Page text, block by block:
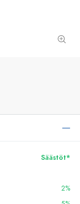
Säästöt*
2%